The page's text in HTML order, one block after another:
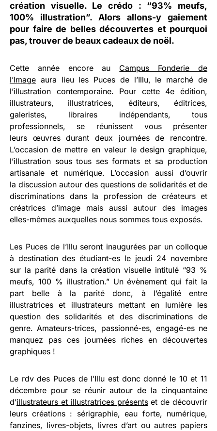
création visuelle. Le crédo : “93% meufs,
100% illustration”. Alors allons-y gaiement
pour faire de belles découvertes et pourquoi
pas, trouver de beaux cadeaux de noël.
Cette année encore au Campus Fonderie de
l’Image aura lieu les Puces de l’Illu, le marché de
l’illustration contemporaine. Pour cette 4e édition,
illustrateurs, illustratrices, éditeurs, éditrices,
galeristes, libraires indépendants, tous
professionnels, se réunissent vous présenter
leurs œuvres durant deux journées de rencontre.
L’occasion de mettre en valeur le design graphique,
l’illustration sous tous ses formats et sa production
artisanale et numérique. L’occasion aussi d’ouvrir
la discussion autour des questions de solidarités et de
discriminations dans la profession de créateurs et
créatrices d’image mais aussi autour des images
elles-mêmes auxquelles nous sommes tous exposés.
Les Puces de l’Illu seront inaugurées par un colloque
à destination des étudiant-es le jeudi 24 novembre
sur la parité dans la création visuelle intitulé “93 %
meufs, 100 % illustration.” Un évènement qui fait la
part belle à la parité donc, à l’égalité entre
illustratrices et illustrateurs mettant en lumière les
question des solidarités et des discriminations de
genre. Amateurs-trices, passionné-es, engagé-es ne
manquez pas ces journées riches en découvertes
graphiques !
Le rdv des Puces de l’Illu est donc donné le 10 et 11
décembre pour se réunir autour de la cinquantaine
d’illustrateurs et illustratrices présentset de découvrir
leurs créations : sérigraphie, eau forte, numérique,
fanzines, livres-objets, livres d’art ou autres papiers